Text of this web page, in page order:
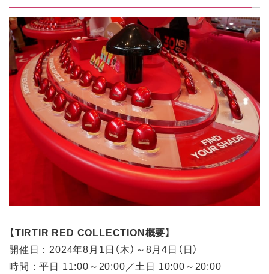
【TIRTIR RED COLLECTION概要】
開催日：2024年8月1日（木）～8月4日（日）
時間：平日 11:00～20:00／土日 10:00～20:00